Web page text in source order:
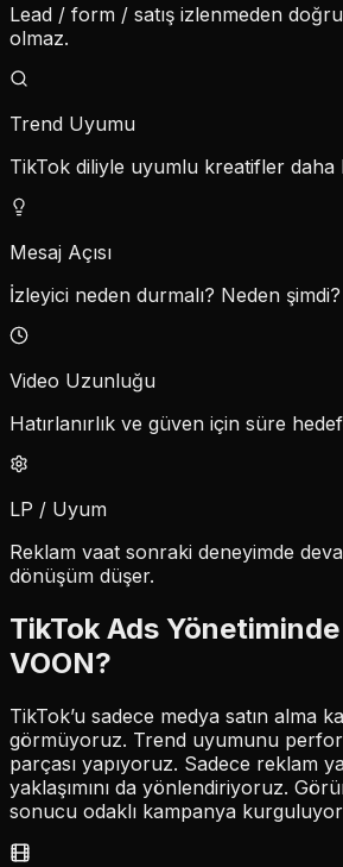
Lead / form / satış izlenmeden
olmaz.
Trend Uyumu
TikTok diliyle uyumlu kreatifler daha
Mesaj Açısı
İzleyici neden durmalı? Neden
Video Uzunluğu
Hatırlanırlık ve güven için süre
LP / Uyum
Reklam vaat sonraki deneyimde
dönüşüm düşer.
TikTok Ads
VOON?
TikTok’u sadece medya satın alma
görmüyoruz. Trend uyumunu
parçası yapıyoruz. Sadece reklam
yaklaşımını da yönlendiriyoruz.
sonucu odaklı kampanya